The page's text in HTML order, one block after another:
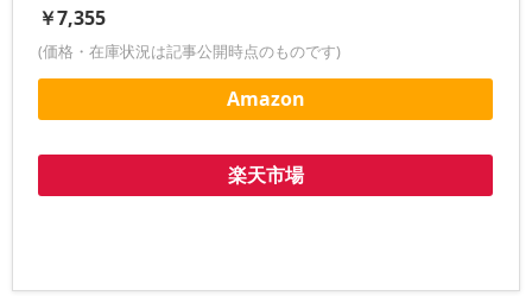
￥7,355
(価格・在庫状況は記事公開時点のものです)
Amazon
楽天市場